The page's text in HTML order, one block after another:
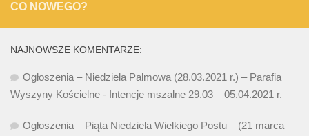
CO NOWEGO?
NAJNOWSZE KOMENTARZE:
Ogłoszenia – Niedziela Palmowa (28.03.2021 r.) – Parafia
Wyszyny Kościelne - Intencje mszalne 29.03 – 05.04.2021 r.
Ogłoszenia – Piąta Niedziela Wielkiego Postu – (21 marca